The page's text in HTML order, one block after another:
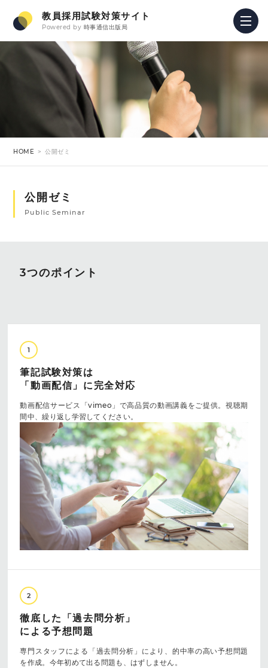
教員採用試験対策サイト
Powered by 時事通信出版局
HOME 公開ゼミ
公開ゼミ
Public Seminar
3つのポイント
1
筆記試験対策は
「動画配信」に完全対応
動画配信サービス「vimeo」で高品質の動画講義をご提供。視聴期
間中、繰り返し学習してください。
2
徹底した「過去問分析」
による予想問題
専門スタッフによる「過去問分析」により、的中率の高い予想問題
を作成。今年初めて出る問題も、はずしません。